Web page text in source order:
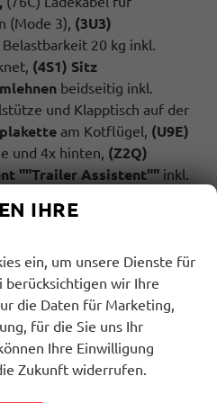
(Mode 3), (3U3)
Belastbarkeit 20 kg inkl.
(4S1) Sitz
beidseitig inkl.
und Klapptisch auf der
am Kotflügel, (U9E)
und 4x hinten, (Z2Q)
""Trailer Assistent"" inkl.
Family-Paket: Schubladen
und 2 Abfallbehälter,
Schiebefenster
links und rechts,
Discover Pro,(4GX)
geräuschdämmend,
Comfort mit
(ZEB) Heckklappe elektrisch
IHRE
ein, um unsere Dienste für
wir Ihre
die Daten für Marketing,
für die Sie uns Ihr
Ihre Einwilligung
Zukunft widerrufen.